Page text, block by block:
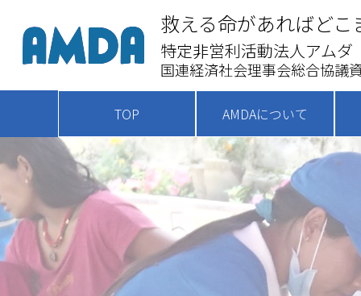
救える命があればどこ
特定非営利活動法人アムダ
国連経済社会理事会総合協議
TOP AMDAについて